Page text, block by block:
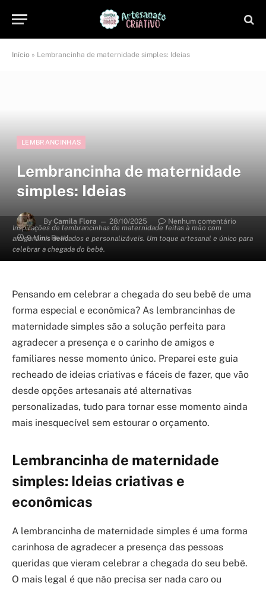
Início » Lembrancinha de maternidade simples: Ideias
Inspirações de lembrancinhas de maternidade feitas à mão com
amigurumis delicados e personalizáveis. Um toque artesanal e único para
celebrar a chegada do bebê.
LEMBRANCINHAS
Lembrancinha de maternidade
simples: Ideias
By Camila Flora 28/10/2025
Nenhum comentário
9 Mins Read
Pensando em celebrar a chegada do seu bebê de uma
forma especial e econômica? As lembrancinhas de
maternidade simples são a solução perfeita para
agradecer a presença e o carinho de amigos e
familiares nesse momento único. Preparei este guia
recheado de ideias criativas e fáceis de fazer, que vão
desde opções artesanais até alternativas
personalizadas, tudo para tornar esse momento ainda
mais inesquecível sem estourar o orçamento.
Lembrancinha de maternidade
simples: Ideias criativas e
econômicas
A lembrancinha de maternidade simples é uma forma
carinhosa de agradecer a presença das pessoas
queridas que vieram celebrar a chegada do seu bebê.
O mais legal é que não precisa ser nada caro ou